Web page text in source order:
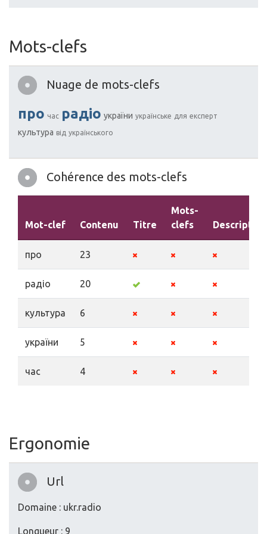
Mots-clefs
Nuage de mots-clefs
про час радіо україни українське для експерт
культура від українського
Cohérence des mots-clefs
Mot-clef Contenu Titre
Mots-
clefs
Description
про 23
радіо 20
культура 6
україни 5
час 4
Ergonomie
Url
Domaine : ukr.radio
Longueur : 9